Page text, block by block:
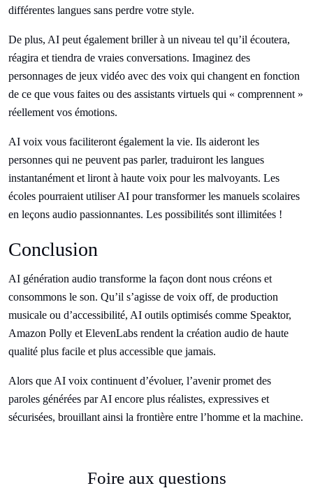
différentes langues sans perdre votre style.
De plus, AI peut également briller à un niveau tel qu’il écoutera,
réagira et tiendra de vraies conversations. Imaginez des
personnages de jeux vidéo avec des voix qui changent en fonction
de ce que vous faites ou des assistants virtuels qui « comprennent »
réellement vos émotions.
AI voix vous faciliteront également la vie. Ils aideront les
personnes qui ne peuvent pas parler, traduiront les langues
instantanément et liront à haute voix pour les malvoyants. Les
écoles pourraient utiliser AI pour transformer les manuels scolaires
en leçons audio passionnantes. Les possibilités sont illimitées !
Conclusion
AI génération audio transforme la façon dont nous créons et
consommons le son. Qu’il s’agisse de voix off, de production
musicale ou d’accessibilité, AI outils optimisés comme Speaktor,
Amazon Polly et ElevenLabs rendent la création audio de haute
qualité plus facile et plus accessible que jamais.
Alors que AI voix continuent d’évoluer, l’avenir promet des
paroles générées par AI encore plus réalistes, expressives et
sécurisées, brouillant ainsi la frontière entre l’homme et la machine.
Foire aux questions